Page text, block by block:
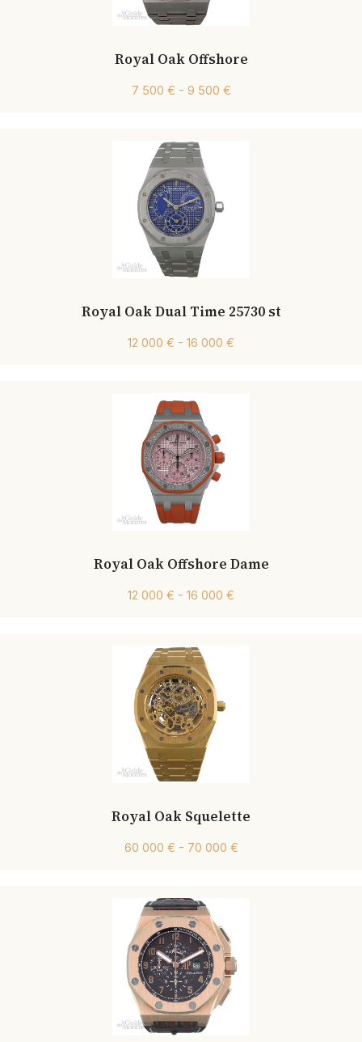
Royal Oak Offshore
7 500 € - 9 500 €
Royal Oak Dual Time 25730 st
12 000 € - 16 000 €
Royal Oak Offshore Dame
12 000 € - 16 000 €
Royal Oak Squelette
60 000 € - 70 000 €